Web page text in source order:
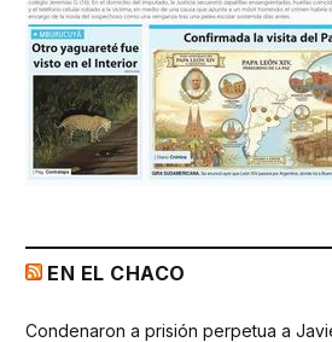
EN EL CHACO
Condenaron a prisión perpetua a